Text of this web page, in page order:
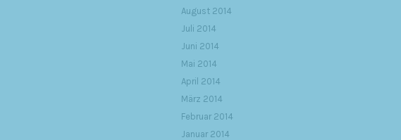
August 2014
Juli 2014
Juni 2014
Mai 2014
April 2014
März 2014
Februar 2014
Januar 2014